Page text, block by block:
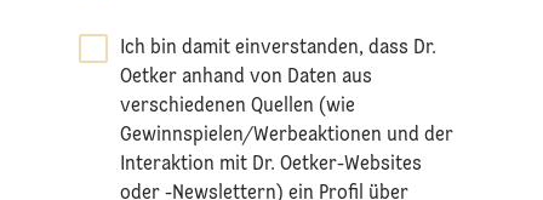
Ich bin damit einverstanden, dass Dr.
Oetker anhand von Daten aus
verschiedenen Quellen (wie
Gewinnspielen/Werbeaktionen und der
Interaktion mit Dr. Oetker-Websites
oder -Newslettern) ein Profil über